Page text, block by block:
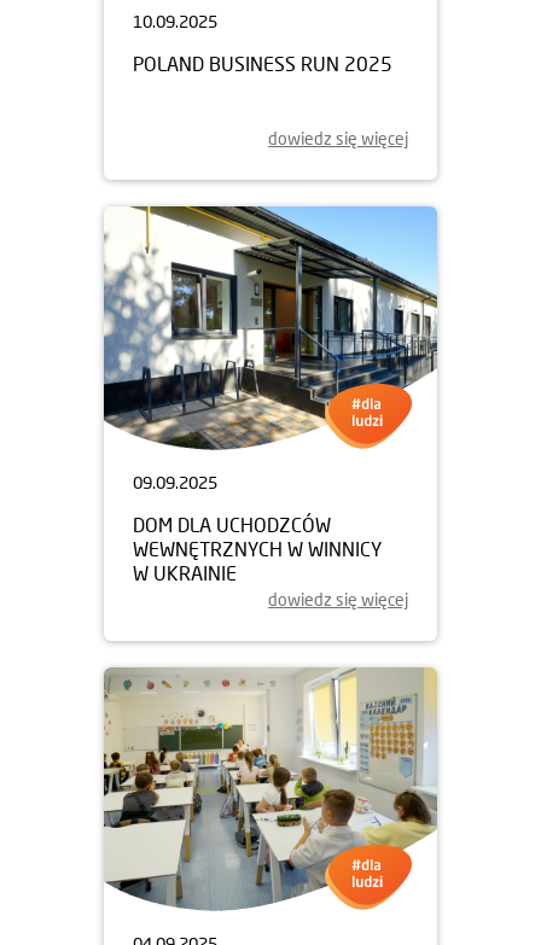
10.09.2025
POLAND BUSINESS RUN 2025
09.09.2025
DOM DLA UCHODZCÓW
WEWNĘTRZNYCH W WINNICY
W UKRAINIE